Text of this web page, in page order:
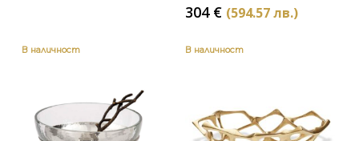
Arcahorn
Pols Potten
Сиво
Сребристо
price
304 € (594.57 лв.)
В наличност В наличност